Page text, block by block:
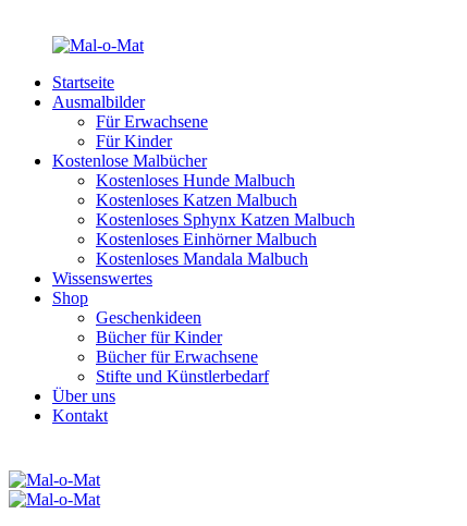
Startseite
Ausmalbilder
Für Erwachsene
Für Kinder
Kostenlose Malbücher
Kostenloses Hunde Malbuch
Kostenloses Katzen Malbuch
Kostenloses Sphynx Katzen Malbuch
Kostenloses Einhörner Malbuch
Kostenloses Mandala Malbuch
Wissenswertes
Shop
Geschenkideen
Bücher für Kinder
Bücher für Erwachsene
Stifte und Künstlerbedarf
Über uns
Kontakt